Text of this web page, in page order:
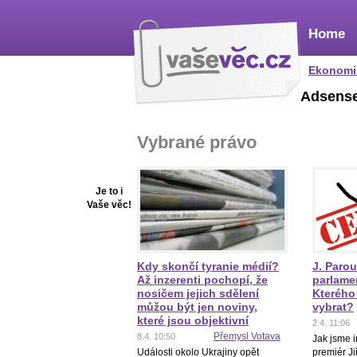
Home
Je to i
Vaše věc!
Vybrané právo
Kdy skončí tyranie médií?
Až inzerenti pochopí, že
nosičem jejich sdělení
můžou být jen noviny,
které jsou objektivní
8.4. 10:50
Přemysl Votava
Události okolo Ukrajiny opět
J.
vybrat?
2.4. 11:06
Jak jsme
premiér